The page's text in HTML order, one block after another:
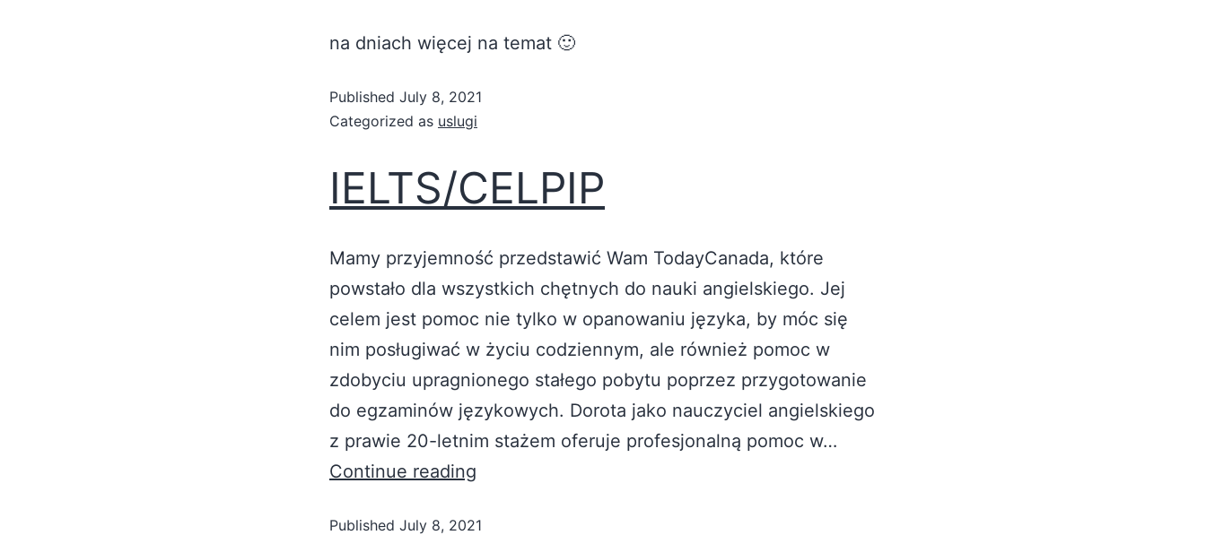
na dniach więcej na temat 🙂
Published July 8, 2021
Categorized as uslugi
IELTS/CELPIP
Mamy przyjemność przedstawić Wam TodayCanada, które
powstało dla wszystkich chętnych do nauki angielskiego. Jej
celem jest pomoc nie tylko w opanowaniu języka, by móc się
nim posługiwać w życiu codziennym, ale również pomoc w
zdobyciu upragnionego stałego pobytu poprzez przygotowanie
do egzaminów językowych. Dorota jako nauczyciel angielskiego
z prawie 20-letnim stażem oferuje profesjonalną pomoc w…
Continue reading
Published July 8, 2021